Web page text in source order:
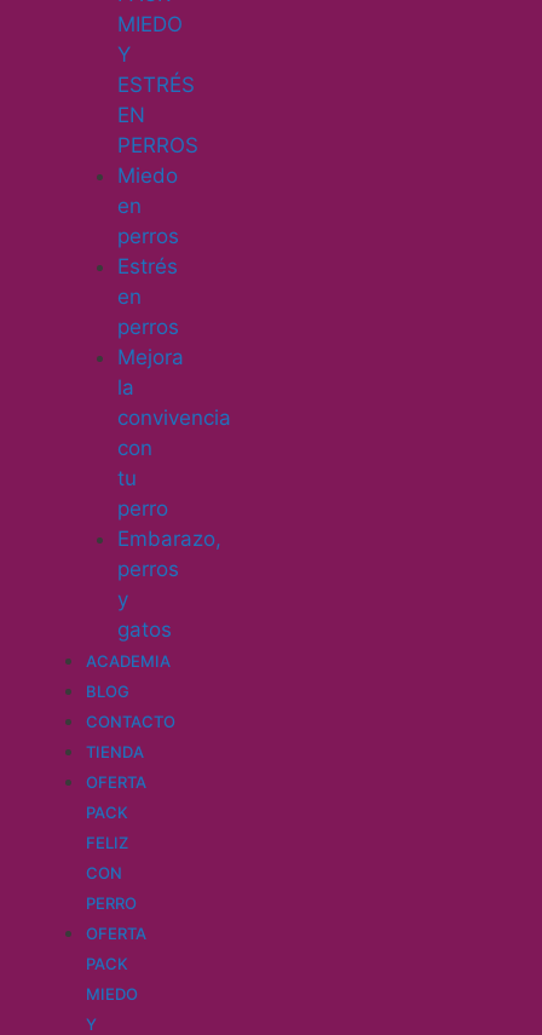
MIEDO
Y
ESTRÉS
EN
PERROS
Miedo
en
perros
Estrés
en
perros
Mejora
la
convivencia
con
tu
perro
Embarazo,
perros
y
gatos
ACADEMIA
BLOG
CONTACTO
TIENDA
OFERTA
PACK
FELIZ
CON
PERRO
OFERTA
PACK
MIEDO
Y